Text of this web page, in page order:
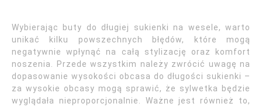
Wybierając buty do długiej sukienki na wesele, warto
unikać kilku powszechnych błędów, które mogą
negatywnie wpłynąć na całą stylizację oraz komfort
noszenia. Przede wszystkim należy zwrócić uwagę na
dopasowanie wysokości obcasa do długości sukienki –
za wysokie obcasy mogą sprawić, że sylwetka będzie
wyglądała nieproporcjonalnie. Ważne jest również to,